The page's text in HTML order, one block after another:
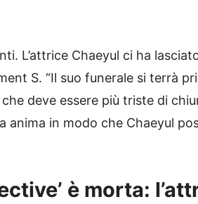
L’attrice Chaeyul ci ha
S. “Il suo funerale si terrà
deve essere più triste di
anima in modo che Chaeyul
è morta: